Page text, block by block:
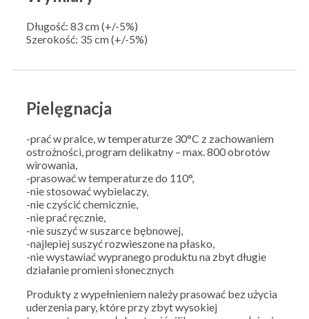
Długość: 83 cm (+/-5%)
Szerokość: 35 cm (+/-5%)
Pielęgnacja
-prać w pralce, w temperaturze 30°C z zachowaniem
ostrożności, program delikatny – max. 800 obrotów
wirowania,
-prasować w temperaturze do 110°,
-nie stosować wybielaczy,
-nie czyścić chemicznie,
-nie prać ręcznie,
-nie suszyć w suszarce bębnowej,
-najlepiej suszyć rozwieszone na płasko,
-nie wystawiać wypranego produktu na zbyt długie
działanie promieni słonecznych
Produkty z wypełnieniem należy prasować bez użycia
uderzenia pary, które przy zbyt wysokiej